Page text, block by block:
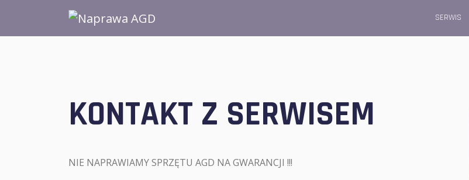
SERWIS
KONTAKT Z SERWISEM
NIE NAPRAWIAMY SPRZĘTU AGD NA GWARANCJI !!!